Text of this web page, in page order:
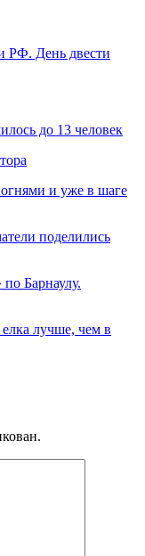
РФ. День двести
до 13 человек
и уже в шаге
поделились
Барнаулу.
лучше, чем в